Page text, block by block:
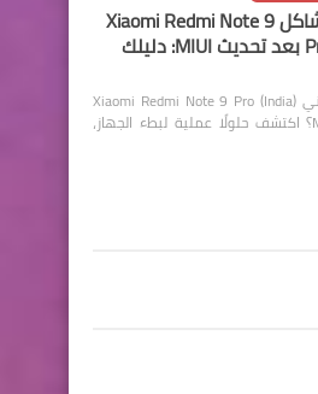
إصلاح مشاكل Xiaomi Redmi Note 9
Pro (India) بعد تحديث MIUI: دليلك
وصف قصير للمقال: هل يعاني Xiaomi Redmi Note 9 Pro (India)
من مشاكل بعد تحديث MIUI؟ اكتشف حلولًا عملية لبطء الجهاز،